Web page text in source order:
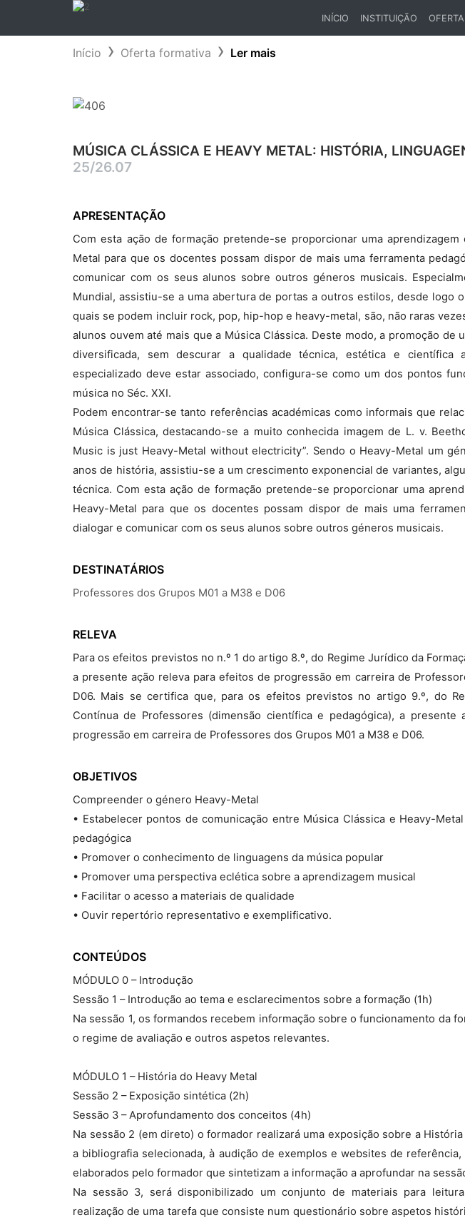
INÍCIO
INSTITUIÇÃO
Início Oferta formativa Ler mais
MÚSICA CLÁSSICA E HEAVY METAL: HISTÓRIA,
25/26.07
APRESENTAÇÃO
Com esta ação de formação pretende-se proporcionar uma
Metal para que os docentes possam dispor de mais uma ferramenta
comunicar com os seus alunos sobre outros géneros musicais.
Mundial, assistiu-se a uma abertura de portas a outros estilos, desde logo
quais se podem incluir rock, pop, hip-hop e heavy-metal, são, não raras
alunos ouvem até mais que a Música Clássica. Deste modo, a promoção de
diversificada, sem descurar a qualidade técnica, estética e
especializado deve estar associado, configura-se como um dos pontos
música no Séc. XXI.
Podem encontrar-se tanto referências académicas como informais que
Música Clássica, destacando-se a muito conhecida imagem de L. v.
Music is just Heavy-Metal without electricity”. Sendo o Heavy-Metal um
anos de história, assistiu-se a um crescimento exponencial de variantes,
técnica. Com esta ação de formação pretende-se proporcionar uma
Heavy-Metal para que os docentes possam dispor de mais uma
dialogar e comunicar com os seus alunos sobre outros géneros musicais.
DESTINATÁRIOS
Professores dos Grupos M01 a M38 e D06
RELEVA
Para os efeitos previstos no n.º 1 do artigo 8.º, do Regime Jurídico da
a presente ação releva para efeitos de progressão em carreira de
D06. Mais se certifica que, para os efeitos previstos no artigo 9.º, do
Contínua de Professores (dimensão científica e pedagógica), a presente
progressão em carreira de Professores dos Grupos M01 a M38 e D06.
OBJETIVOS
Compreender o género Heavy-Metal
• Estabelecer pontos de comunicação entre Música Clássica e Heavy-
pedagógica
• Promover o conhecimento de linguagens da música popular
• Promover uma perspectiva eclética sobre a aprendizagem musical
• Facilitar o acesso a materiais de qualidade
• Ouvir repertório representativo e exemplificativo.
CONTEÚDOS
MÓDULO 0 – Introdução
Sessão 1 – Introdução ao tema e esclarecimentos sobre a formação (1h)
Na sessão 1, os formandos recebem informação sobre o funcionamento da
o regime de avaliação e outros aspetos relevantes.
MÓDULO 1 – História do Heavy Metal
Sessão 2 – Exposição sintética (2h)
Sessão 3 – Aprofundamento dos conceitos (4h)
Na sessão 2 (em direto) o formador realizará uma exposição sobre a
a bibliografia selecionada, à audição de exemplos e websites de
elaborados pelo formador que sintetizam a informação a aprofundar na
Na sessão 3, será disponibilizado um conjunto de materiais para
realização de uma tarefa que consiste num questionário sobre aspetos